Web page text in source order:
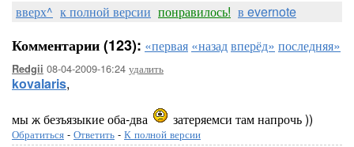
вверх^ к полной версии понравилось! в evernote
Комментарии (123): «первая «назадвперёд» последняя»
Redgii 08-04-2009-16:24 удалить
kovalaris,
мы ж безъязыкие оба-два
затеряемси там напрочь ))
Обратиться - Ответить - К полной версии